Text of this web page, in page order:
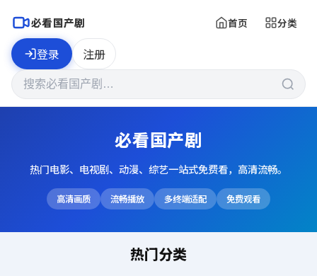
必看国产剧 首页 分类
登录 注册
必看国产剧
热门电影、电视剧、动漫、综艺一站式免费看，高清流畅。
高清画质 流畅播放 多终端适配 免费观看
热门分类